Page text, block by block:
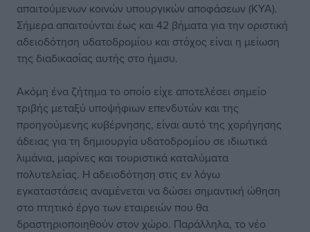
απαιτούμενων κοινών υπουργικών αποφάσεων (ΚΥΑ).
Σήμερα απαιτούνται έως και 42 βήματα για την οριστική
αδειοδότηση υδατοδρομίου και στόχος είναι η μείωση
της διαδικασίας αυτής στο ήμισυ.
Ακόμη ένα ζήτημα το οποίο είχε αποτελέσει σημείο
τριβής μεταξύ υποψήφιων επενδυτών και της
προηγούμενης κυβέρνησης, είναι αυτό της χορήγησης
άδειας για τη δημιουργία υδατοδρομίου σε ιδιωτικά
λιμάνια, μαρίνες και τουριστικά καταλύματα
πολυτελείας. Η αδειοδότηση στις εν λόγω
εγκαταστάσεις αναμένεται να δώσει σημαντική ώθηση
στο πτητικό έργο των εταιρειών που θα
δραστηριοποιηθούν στον χώρο. Παράλληλα, το νέο